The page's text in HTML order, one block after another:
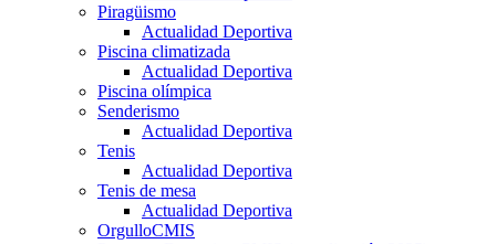
Piragüismo
Actualidad Deportiva
Piscina climatizada
Actualidad Deportiva
Piscina olímpica
Senderismo
Actualidad Deportiva
Tenis
Actualidad Deportiva
Tenis de mesa
Actualidad Deportiva
OrgulloCMIS